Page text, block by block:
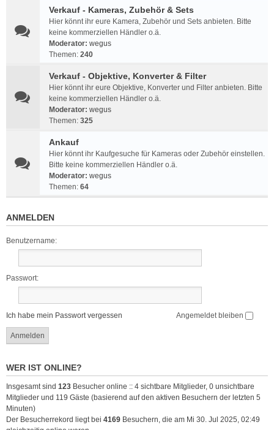
Verkauf - Kameras, Zubehör & Sets
Hier könnt ihr eure Kamera, Zubehör und Sets anbieten. Bitte
keine kommerziellen Händler o.ä.
Moderator: wegus
Themen: 240
Verkauf - Objektive, Konverter & Filter
Hier könnt ihr eure Objektive, Konverter und Filter anbieten. Bitte
keine kommerziellen Händler o.ä.
Moderator: wegus
Themen: 325
Ankauf
Hier könnt ihr Kaufgesuche für Kameras oder Zubehör einstellen.
Bitte keine kommerziellen Händler o.ä.
Moderator: wegus
Themen: 64
ANMELDEN
Benutzername:
Passwort:
Ich habe mein Passwort vergessen Angemeldet bleiben
WER IST ONLINE?
Insgesamt sind 123 Besucher online :: 4 sichtbare Mitglieder, 0 unsichtbare
Mitglieder und 119 Gäste (basierend auf den aktiven Besuchern der letzten 5
Minuten)
Der Besucherrekord liegt bei 4169 Besuchern, die am Mi 30. Jul 2025, 02:49